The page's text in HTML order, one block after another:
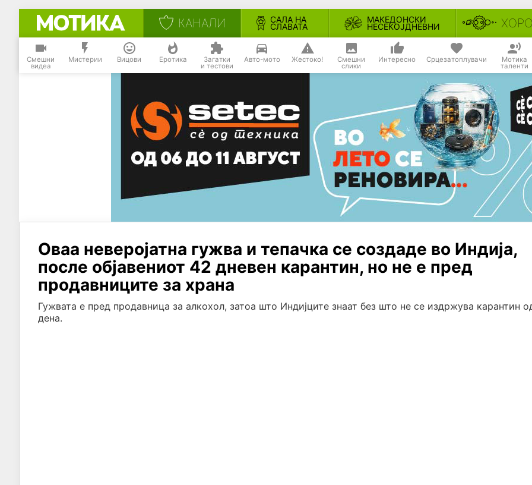
КАНАЛИ САЛА НА
СЛАВАТА
МАКЕДОНСКИ
НЕСЕКОЈДНЕВНИ
Смешни
видеа
Мистерии Вицови Еротика Загатки
и тестови
Авто-мото Жестоко! Смешни
слики
Интересно Срцезатоплувачи Мотика
таленти
Оваа неверојатна гужва и тепачка се создаде во Индија,
после објавениот 42 дневен карантин, но не е пред
продавниците за храна
Гужвата е пред продавница за алкохол, затоа што Индијците знаат без што не се издржува карантин
дена.